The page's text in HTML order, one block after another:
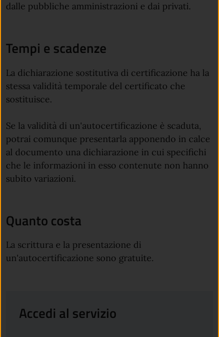
dalle pubbliche amministrazioni e dai privati.
Tempi e scadenze
La dichiarazione sostitutiva di certificazione ha la
stessa validità temporale del certificato che
sostituisce.
Se la validità di un'autocertificazione è scaduta,
potrai comunque presentarla apponendo in calce
al documento una dichiarazione in cui specifichi
che le informazioni in esso contenute non hanno
subito variazioni.
Quanto costa
La scrittura e la presentazione di
un'autocertificazione sono gratuite.
Accedi al servizio